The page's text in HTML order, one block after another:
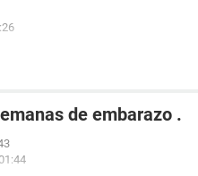
de embarazo .